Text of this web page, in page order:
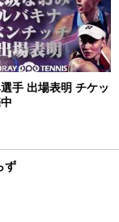
手 出場表明 チケッ
ず